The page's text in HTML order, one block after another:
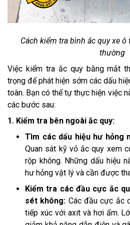
Cách kiểm tra bình ắc quy xe
thường
Việc kiểm tra ắc quy bằng mắt
trọng để phát hiện sớm các dấu
toàn. Bạn có thể tự thực hiện việc
các bước sau:
1. Kiểm tra bên ngoài ắc quy:
Tìm các dấu hiệu hư hỏng
Quan sát kỹ vỏ ắc quy xem
rộp không. Những dấu hiệu
hư hỏng vật lý và cần được
Kiểm tra các đầu cực ắc
sét không: Các đầu cực ắc
tiếp xúc với axit và hơi ẩm.